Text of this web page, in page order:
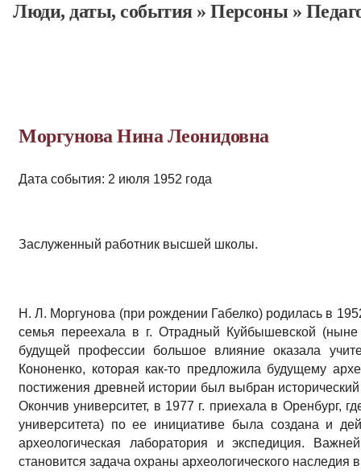
Люди, даты, cобытия»Персоны »
Моргунова Нина Леонидовна
Дата события: 2 июля 1952 года
Заслуженный работник высшей школы.
Н. Л. Моргунова (при рождении Габелко) родилась в
семья переехала в г. Отрадный Куйбышевской
будущей профессии большое влияние оказала
Кононенко, которая как-то предложила будущему
постижения древней истории был выбран
Окончив университет, в 1977 г. приехала в Оренбург,
университета) по ее инициативе была создана и
археологическая лаборатория и экспедиция.
становится задача охраны археологического наследия